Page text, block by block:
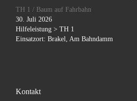
TH 1 / Baum auf Fahrbahn
30. Juli 2026
Hilfeleistung > TH 1
Einsatzort: Brakel, Am Bahndamm
Kontakt